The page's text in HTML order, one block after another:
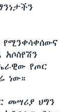
የሚንቀሳቀሰውና
የጦር
ነው።
መሣሪያ ህግን